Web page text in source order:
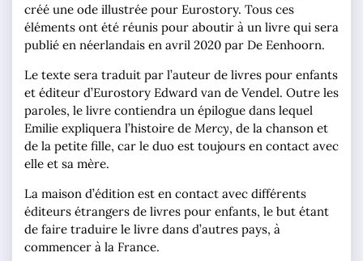
créé une ode illustrée pour Eurostory. Tous ces
éléments ont été réunis pour aboutir à un livre qui sera
publié en néerlandais en avril 2020 par De Eenhoorn.
Le texte sera traduit par l’auteur de livres pour enfants
et éditeur d’Eurostory Edward van de Vendel. Outre les
paroles, le livre contiendra un épilogue dans lequel
Emilie expliquera l’histoire de Mercy, de la chanson et
de la petite fille, car le duo est toujours en contact avec
elle et sa mère.
La maison d’édition est en contact avec différents
éditeurs étrangers de livres pour enfants, le but étant
de faire traduire le livre dans d’autres pays, à
commencer à la France.